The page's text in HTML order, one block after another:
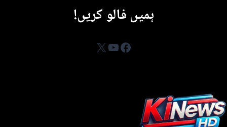
ہمیں فالو کریں!
Facebook
YouTube
X